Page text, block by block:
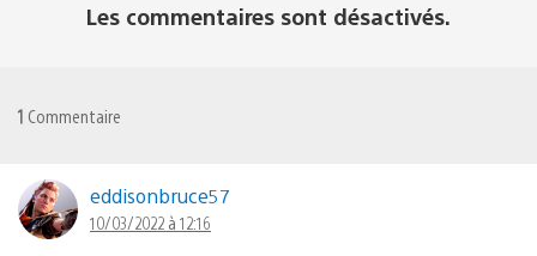
Les commentaires sont désactivés.
1 Commentaire
eddisonbruce57
10/03/2022 à 12:16